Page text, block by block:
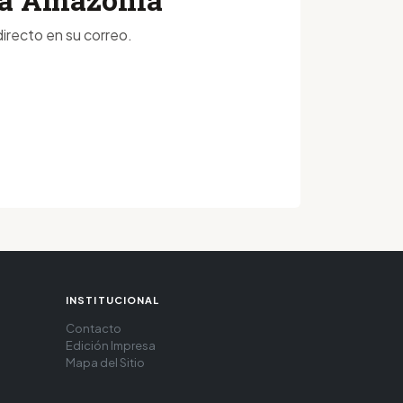
en su correo.
INSTITUCIONAL
Contacto
Edición Impresa
Mapa del Sitio